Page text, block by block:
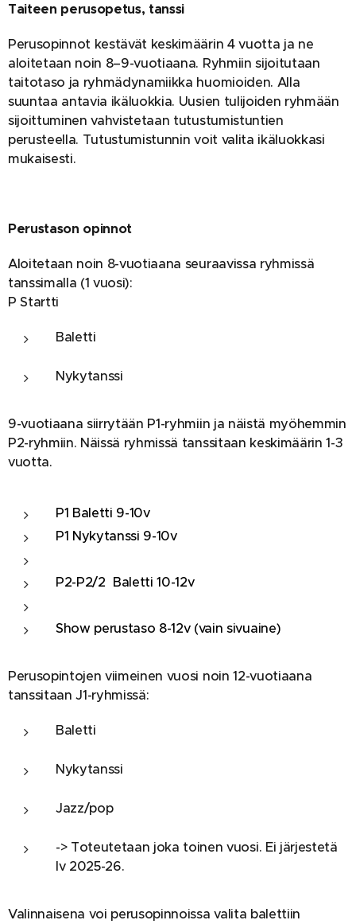
Taiteen perusopetus, tanssi
Perusopinnot kestävät keskimäärin 4 vuotta ja ne
aloitetaan noin 8–9-vuotiaana. Ryhmiin sijoitutaan
taitotaso ja ryhmädynamiikka huomioiden. Alla
suuntaa antavia ikäluokkia. Uusien tulijoiden ryhmään
sijoittuminen vahvistetaan tutustumistuntien
perusteella. Tutustumistunnin voit valita ikäluokkasi
mukaisesti.
Perustason opinnot
Aloitetaan noin 8-vuotiaana seuraavissa ryhmissä
tanssimalla (1 vuosi):
P Startti
Baletti
Nykytanssi
9-vuotiaana siirrytään P1-ryhmiin ja näistä myöhemmin
P2-ryhmiin. Näissä ryhmissä tanssitaan keskimäärin 1-3
vuotta.
P1 Baletti 9-10v
P1 Nykytanssi 9-10v
P2-P2/2 Baletti 10-12v
Show perustaso 8-12v (vain sivuaine)
Perusopintojen viimeinen vuosi noin 12-vuotiaana
tanssitaan J1-ryhmissä:
Baletti
Nykytanssi
Jazz/pop
-> Toteutetaan joka toinen vuosi. Ei järjestetä
lv 2025-26.
Valinnaisena voi perusopinnoissa valita balettiin